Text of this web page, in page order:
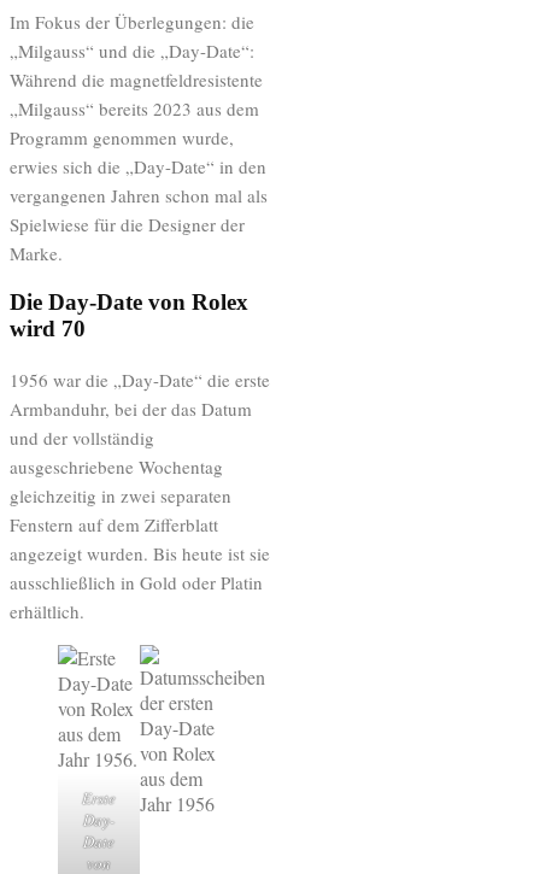
Im Fokus der Überlegungen: die
„Milgauss“ und die „Day-Date“:
Während die magnetfeldresistente
„Milgauss“ bereits 2023 aus dem
Programm genommen wurde,
erwies sich die „Day-Date“ in den
vergangenen Jahren schon mal als
Spielwiese für die Designer der
Marke.
Die Day-Date von Rolex
wird 70
1956 war die „Day-Date“ die erste
Armbanduhr, bei der das Datum
und der vollständig
ausgeschriebene Wochentag
gleichzeitig in zwei separaten
Fenstern auf dem Zifferblatt
angezeigt wurden. Bis heute ist sie
ausschließlich in Gold oder Platin
erhältlich.
Erste
Day-
Date
von